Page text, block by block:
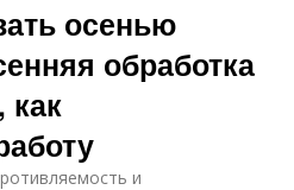
осенью
обработка
и